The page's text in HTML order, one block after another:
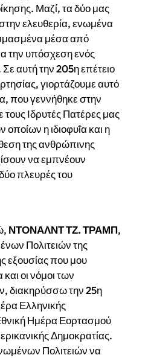
Μαζί, τα δύο μας
ελευθερία, ενωμένα
μέσα από
την υπόσχεση ενός
αυτή την 205η επέτειο
γιορτάζουμε αυτό
που γεννήθηκε στην
Ιδρυτές Πατέρες μας
η ιδιοφυΐα και η
της ανθρώπινης
να εμπνέουν
πλευρές του
ΝΤΟΝΑΛΝΤ ΤΖ. ΤΡΑΜΠ,
Πολιτειών της
εξουσίας που μου
οι νόμοι των
διακηρύσσω την 25η
Ελληνικής
Ημέρα Εορτασμού
Δημοκρατίας.
Πολιτειών να